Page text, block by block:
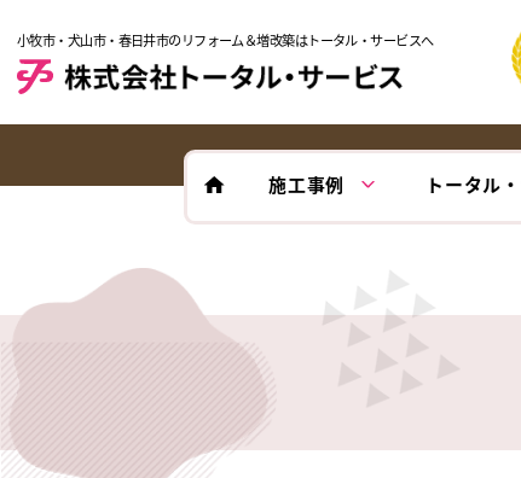
小牧市・犬山市・春日井市のリフォーム＆増改築はトータル・サービスへ
施工事例 トータル